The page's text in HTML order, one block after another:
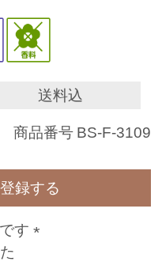
送料込
商品番号 BS-F-3109
録する
す